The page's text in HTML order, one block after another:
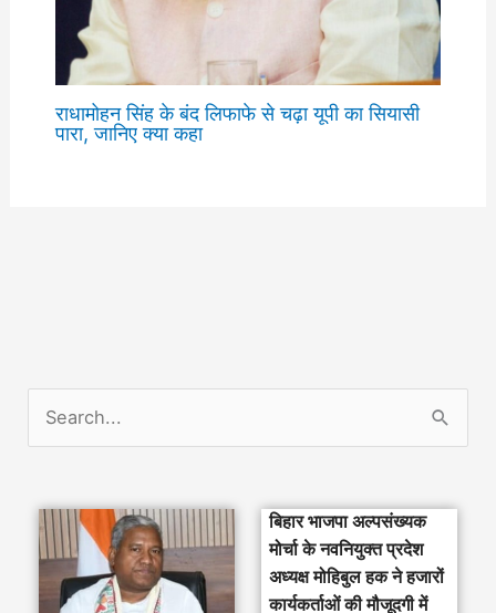
राधामोहन सिंह के बंद लिफाफे से चढ़ा यूपी का सियासी
पारा, जानिए क्या कहा
बिहार भाजपा अल्पसंख्यक
मोर्चा के नवनियुक्त प्रदेश
अध्यक्ष मोहिबुल हक ने हजारों
कार्यकर्ताओं की मौजूदगी में